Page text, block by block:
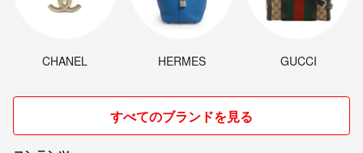
CHANEL HERMES GUCCI
すべてのブランドを見る